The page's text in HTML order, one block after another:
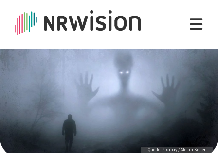
Quelle: Pixabay / Stefan Keller